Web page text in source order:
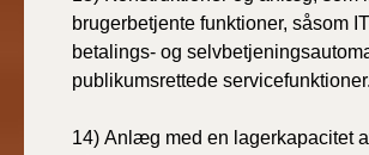
brugerbetjente funktioner, såsom
betalings- og
publikumsrettede servicefunktioner.
14) Anlæg med en lagerkapacitet